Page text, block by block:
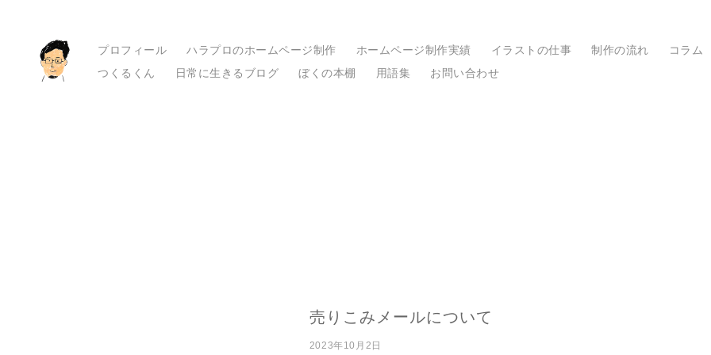
プロフィール ハラプロのホームページ制作 ホームページ制作実績 イラストの仕事 制作の流れ
コラム
つくるくん
日常に生きるブログ ぼくの本棚 用語集 お問い合わせ
売りこみメールについて
2023年10月2日